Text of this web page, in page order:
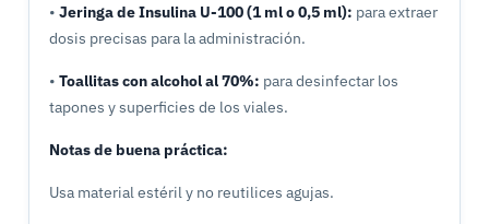
•Jeringa de Insulina U-100 (1 ml o 0,5 ml): para extraer
dosis precisas para la administración.
•Toallitas con alcohol al 70%: para desinfectar los
tapones y superficies de los viales.
Notas de buena práctica:
Usa material estéril y no reutilices agujas.